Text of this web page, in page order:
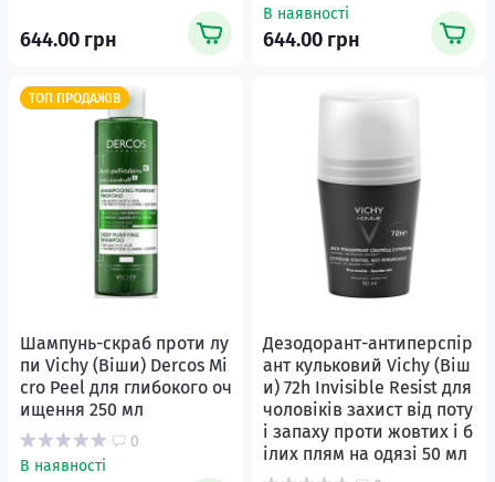
644.00 грн
В наявності
644.00 грн
ТОП ПРОДАЖІВ
Шампунь-скраб проти лу
пи Vichy (Віши) Dercos Mi
cro Peel для глибокого оч
ищення 250 мл
0
В наявності
Дезодорант-антиперспір
ант кульковий Vichy (Віш
и) 72h Invisible Resist для
чоловіків захист від поту
і запаху проти жовтих і б
ілих плям на одязі 50 мл